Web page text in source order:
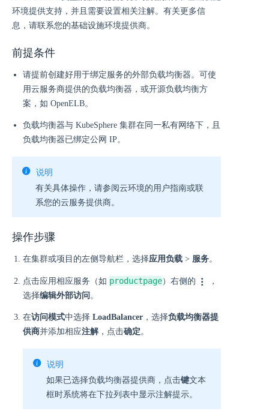
环境提供支持，并且需要设置相关注解。有关更多信
息，请联系您的基础设施环境提供商。
前提条件
请提前创建好用于绑定服务的外部负载均衡器。可使
用云服务商提供的负载均衡器，或开源负载均衡方
案，如 OpenELB。
负载均衡器与 KubeSphere 集群在同一私有网络下，且
负载均衡器已绑定公网 IP。
说明
有关具体操作，请参阅云环境的用户指南或联
系您的云服务提供商。
操作步骤
在集群或项目的左侧导航栏，选择应用负载 > 服务。
点击应用相应服务（如 productpage）右侧的
，
选择编辑外部访问 。
在访问模式中选择 LoadBalancer ，选择负载均衡器提
供商并添加相应注解，点击确定。
说明
如果已选择负载均衡器提供商，点击键文本
框时系统将在下拉列表中显示注解提示。